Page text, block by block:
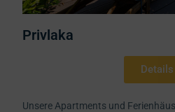
Privlaka
Details
Unsere Apartments und